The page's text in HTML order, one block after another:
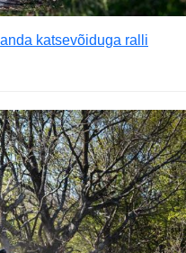
katsevõiduga ralli